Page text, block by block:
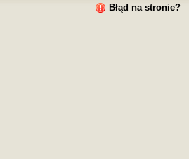
Błąd na stronie?